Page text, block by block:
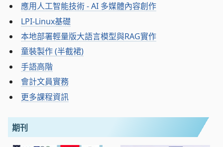
應用人工智能技術 - AI 多媒體內容創作
LPI-Linux基礎
本地部署輕量版大語言模型與RAG實作
童裝製作 (半截裙)
手語高階
會計文員實務
更多課程資訊
期刊